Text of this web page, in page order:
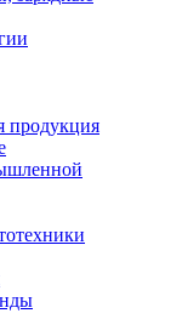
продукция